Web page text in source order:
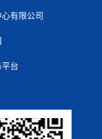
有限公司
台